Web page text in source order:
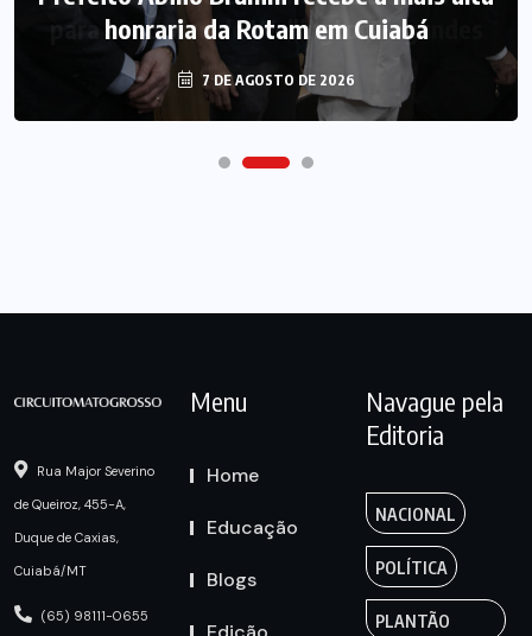
honraria da Rotam em Cuiabá
7 DE AGOSTO DE 2026
Rua Major Severino
de Queiroz, 455-A,
Duque de Caxias,
Cuiabá/MT
(65) 98111-0655
Menu
Home
Educação
Blogs
Navague pela
Editoria
NACIONAL
POLÍTICA
PLANTÃO